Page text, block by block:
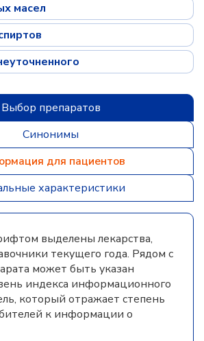
масел
Выбор препаратов
Синонимы
для пациентов
характеристики
выделены лекарства,
текущего года. Рядом с
может быть указан
индекса информационного
который отражает степень
к информации о